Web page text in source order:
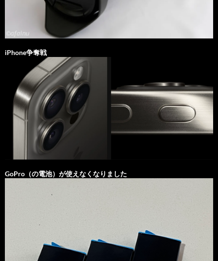
iPhone争奪戦
GoPro（の電池）が使えなくなりました